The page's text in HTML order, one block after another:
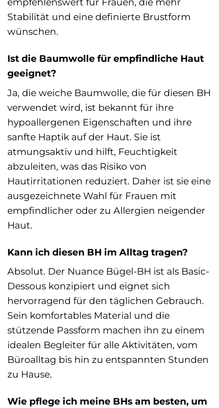
Stabilität und eine definierte Brustform
wünschen.
Ist die Baumwolle für empfindliche Haut
geeignet?
Ja, die weiche Baumwolle, die für diesen BH
verwendet wird, ist bekannt für ihre
hypoallergenen Eigenschaften und ihre
sanfte Haptik auf der Haut. Sie ist
atmungsaktiv und hilft, Feuchtigkeit
abzuleiten, was das Risiko von
Hautirritationen reduziert. Daher ist sie eine
ausgezeichnete Wahl für Frauen mit
empfindlicher oder zu Allergien neigender
Haut.
Kann ich diesen BH im Alltag tragen?
Absolut. Der Nuance Bügel-BH ist als Basic-
Dessous konzipiert und eignet sich
hervorragend für den täglichen Gebrauch.
Sein komfortables Material und die
stützende Passform machen ihn zu einem
idealen Begleiter für alle Aktivitäten, vom
Büroalltag bis hin zu entspannten Stunden
zu Hause.
Wie pflege ich meine BHs am besten, um